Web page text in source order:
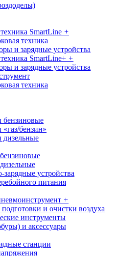
SmartLine +
техника
и зарядные устройства
SmartLine+ +
и зарядные устройства
техника
бензиновые
«газ/бензин»
дизельные
зарядные устройства
питания
+
подготовки и очистки воздуха
инструменты
и аксессуары
станции